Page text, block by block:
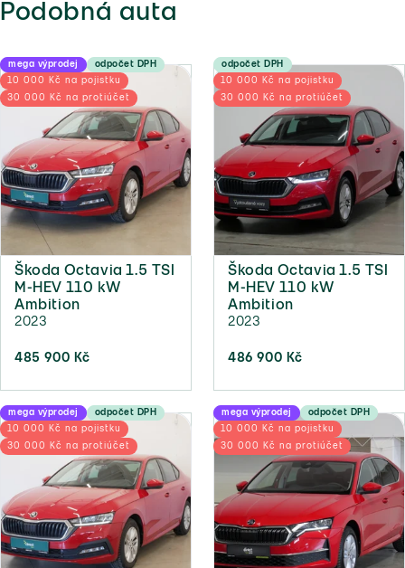
Podobná auta
mega výprodej
odpočet DPH
10 000 Kč na pojistku
30 000 Kč na protiúčet
Škoda Octavia 1.5 TSI
M-HEV 110 kW
Ambition
2023
485 900 Kč
odpočet DPH
10 000 Kč na pojistku
30 000 Kč na protiúčet
Škoda Octavia 1.5 TSI
M-HEV 110 kW
Ambition
2023
486 900 Kč
mega výprodej
odpočet DPH
10 000 Kč na pojistku
30 000 Kč na protiúčet
mega výprodej
odpočet DPH
10 000 Kč na pojistku
30 000 Kč na protiúčet